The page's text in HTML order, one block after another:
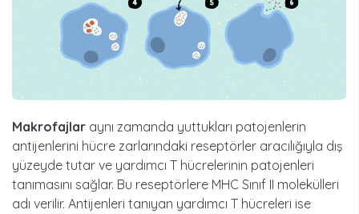
Makrofajlar aynı zamanda yuttukları patojenlerin
antijenlerini hücre zarlarındaki reseptörler aracılığıyla dış
yüzeyde tutar ve yardımcı T hücrelerinin patojenleri
tanımasını sağlar. Bu reseptörlere MHC Sınıf II molekülleri
adı verilir. Antijenleri tanıyan yardımcı T hücreleri ise